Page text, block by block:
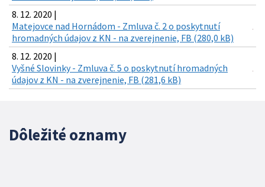
8. 12. 2020 |
Matejovce nad Hornádom - Zmluva č. 2 o poskytnutí
hromadných údajov z KN - na zverejnenie, FB (280,0 kB)
8. 12. 2020 |
Vyšné Slovinky - Zmluva č. 5 o poskytnutí hromadných
údajov z KN - na zverejnenie, FB (281,6 kB)
Dôležité oznamy